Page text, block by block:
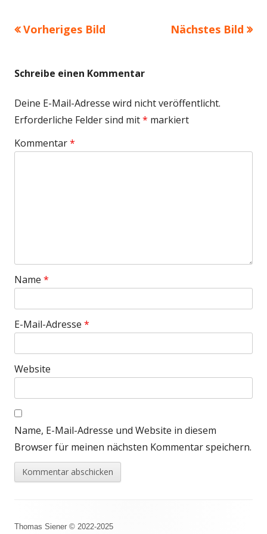
Vorheriges Bild Nächstes Bild
Schreibe einen Kommentar
Deine E-Mail-Adresse wird nicht veröffentlicht.
Erforderliche Felder sind mit* markiert
Kommentar*
Name *
E-Mail-Adresse *
Website
Name, E-Mail-Adresse und Website in diesem
Browser für meinen nächsten Kommentar speichern.
Thomas Siener © 2022-2025